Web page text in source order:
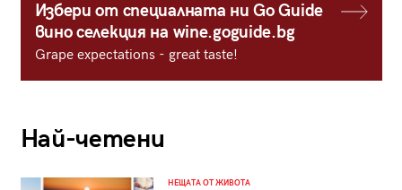
Избери от специалната ни Go Guide
вино селекция на wine.goguide.bg
Grape expectations - great taste!
Най-четени
НЕЩАТА ОТ ЖИВОТА